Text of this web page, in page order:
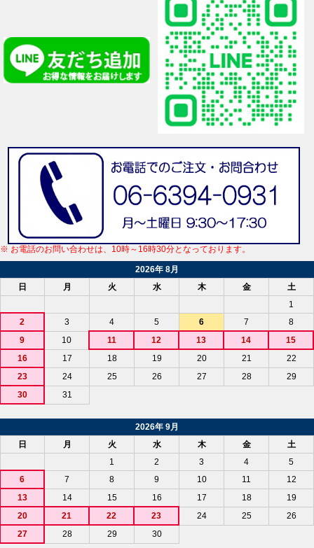
※ お電話のお問い合わせは、10時～16時30分となっております。
2026年 8月
日
月 火 水 木 金
土
1
2
3 4 5 6 7
8
9
10 11 12 13 14
15
16
17 18 19 20 21
22
23
24 25 26 27 28
29
30
31
2026年 9月
日
月 火 水 木 金
土
1
2 3 4
5
6
7 8 9 10 11
12
13
14 15 16 17 18
19
20
21 22 23 24 25
26
27
28 29 30